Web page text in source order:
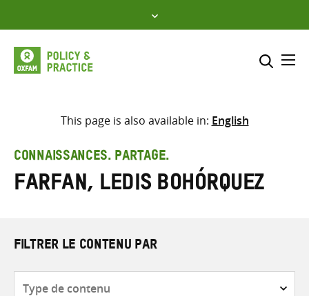
to
content
Sélectionner l’emplacement
Saisir
les
termes
This page is also available in: English
CONNAISSANCES. PARTAGE.
Farfan, Ledis Bohórquez
FILTRER LE CONTENU PAR